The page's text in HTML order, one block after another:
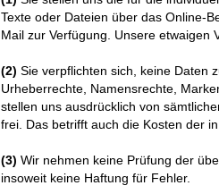
Texte oder Dateien über das Online-
Mail zur Verfügung. Unsere etwaigen
(2) Sie verpflichten sich, keine Daten
Urheberrechte, Namensrechte,
stellen uns ausdrücklich von
frei. Das betrifft auch die Kosten der
(3) Wir nehmen keine Prüfung der
insoweit keine Haftung für Fehler.